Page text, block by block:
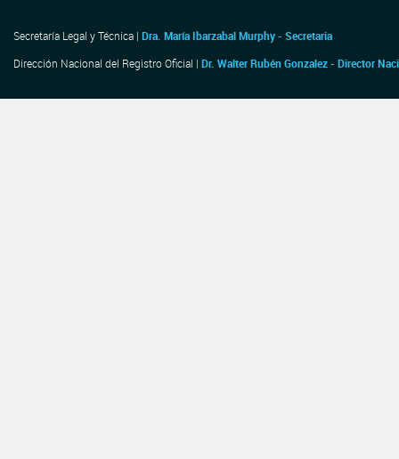
Secretaría Legal y Técnica | Dra. María Ibarzabal Murphy - Secretaria
Dirección Nacional del Registro Oficial | Dr. Walter Rubén Gonzalez - Director